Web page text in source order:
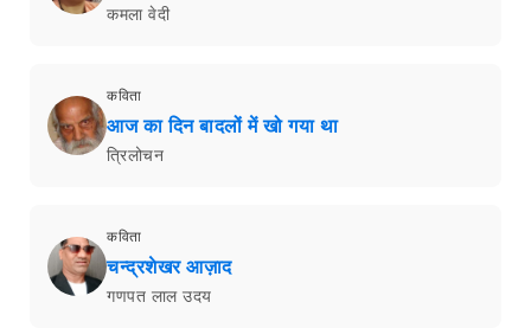
कमला वेदी
कविता
आज का दिन बादलों में खो गया था
त्रिलोचन
कविता
चन्द्रशेखर आज़ाद
गणपत लाल उदय